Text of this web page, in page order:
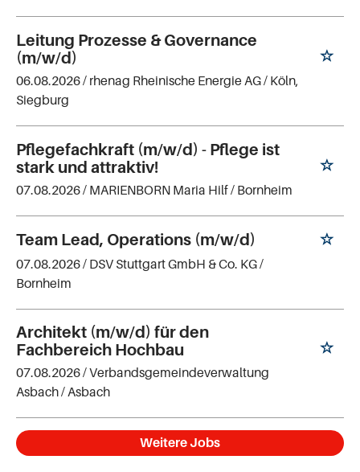
Leitung Prozesse & Governance
(m/w/d)
06.08.2026 / rhenag Rheinische Energie AG/ Köln,
Siegburg
Pflegefachkraft (m/w/d) - Pflege ist
stark und attraktiv!
07.08.2026 / MARIENBORN Maria Hilf/ Bornheim
Team Lead, Operations (m/w/d)
07.08.2026 / DSV Stuttgart GmbH & Co. KG/
Bornheim
Architekt (m/w/d) für den
Fachbereich Hochbau
07.08.2026 /Verbandsgemeindeverwaltung
Asbach/ Asbach
Weitere Jobs